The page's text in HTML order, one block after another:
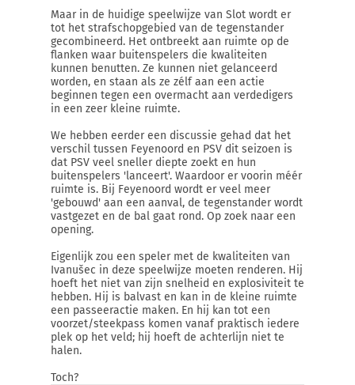
Maar in de huidige speelwijze van Slot wordt er
tot het strafschopgebied van de tegenstander
gecombineerd. Het ontbreekt aan ruimte op de
flanken waar buitenspelers die kwaliteiten
kunnen benutten. Ze kunnen niet gelanceerd
worden, en staan als ze zélf aan een actie
beginnen tegen een overmacht aan verdedigers
in een zeer kleine ruimte.
We hebben eerder een discussie gehad dat het
verschil tussen Feyenoord en PSV dit seizoen is
dat PSV veel sneller diepte zoekt en hun
buitenspelers 'lanceert'. Waardoor er voorin méér
ruimte is. Bij Feyenoord wordt er veel meer
'gebouwd' aan een aanval, de tegenstander wordt
vastgezet en de bal gaat rond. Op zoek naar een
opening.
Eigenlijk zou een speler met de kwaliteiten van
Ivanušec in deze speelwijze moeten renderen. Hij
hoeft het niet van zijn snelheid en explosiviteit te
hebben. Hij is balvast en kan in de kleine ruimte
een passeeractie maken. En hij kan tot een
voorzet/steekpass komen vanaf praktisch iedere
plek op het veld; hij hoeft de achterlijn niet te
halen.
Toch?